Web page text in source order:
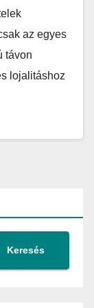
az egyes
távon
lojalitáshoz
Keresés